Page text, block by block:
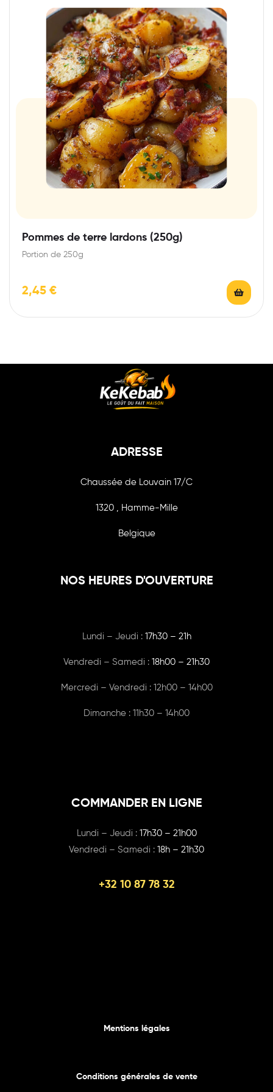
Pommes de terre lardons (250g)
Portion de 250g
2,45 €
ADRESSE
Chaussée de Louvain 17/C
1320 , Hamme-Mille
Belgique
NOS HEURES D'OUVERTURE
Lundi – Jeudi : 17h30 – 21h
Vendredi – Samedi : 18h00 – 21h30
Mercredi – Vendredi : 12h00 – 14h00
Dimanche : 11h30 – 14h00
COMMANDER EN LIGNE
Lundi – Jeudi : 17h30 – 21h00
Vendredi – Samedi : 18h – 21h30
+32 10 87 78 32
Mentions légales
Conditions générales de vente